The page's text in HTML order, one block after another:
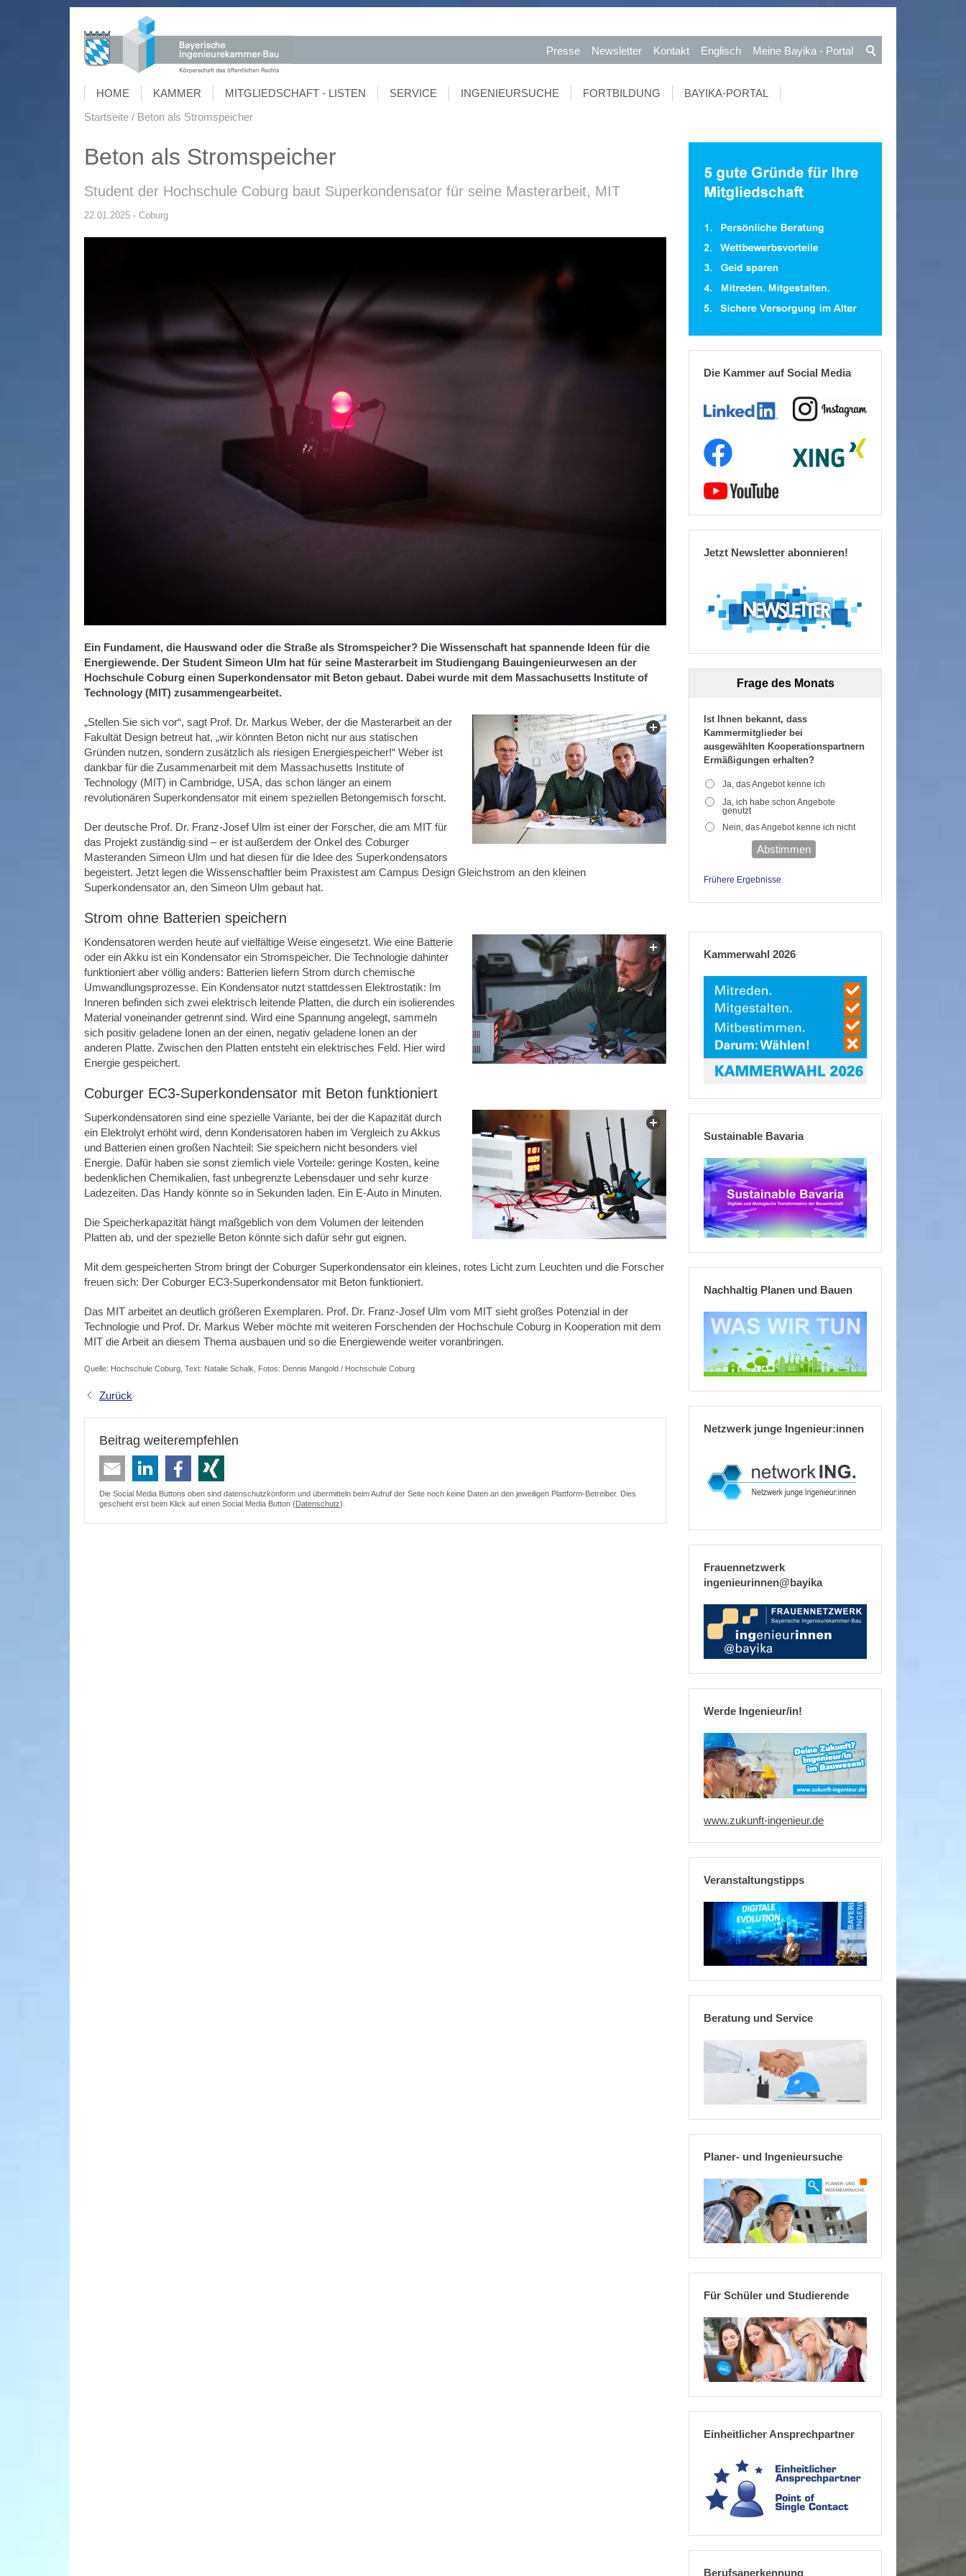
Presse Newsletter Kontakt Englisch Meine Bayika - Portal
HOME KAMMER MITGLIEDSCHAFT - LISTEN SERVICE INGENIEURSUCHE FORTBILDUNG
BAYIKA-PORTAL
Startseite
Beton als Stromspeicher
Beton als Stromspeicher
Student der Hochschule Coburg baut Superkondensator für seine Masterarbeit, MIT
22.01.2025 - Coburg
Ein Fundament, die Hauswand oder die Straße als Stromspeicher? Die Wissenschaft hat spannende Ideen für die
Energiewende. Der Student Simeon Ulm hat für seine Masterarbeit im Studiengang Bauingenieurwesen an der
Hochschule Coburg einen Superkondensator mit Beton gebaut. Dabei wurde mit dem Massachusetts Institute of
Technology (MIT) zusammengearbeitet.
„Stellen Sie sich vor“, sagt Prof. Dr. Markus Weber, der die Masterarbeit an der
Fakultät Design betreut hat, „wir könnten Beton nicht nur aus statischen
Gründen nutzen, sondern zusätzlich als riesigen Energiespeicher!“ Weber ist
dankbar für die Zusammenarbeit mit dem Massachusetts Institute of
Technology (MIT) in Cambridge, USA, das schon länger an einem
revolutionären Superkondensator mit einem speziellen Betongemisch forscht.
Der deutsche Prof. Dr. Franz-Josef Ulm ist einer der Forscher, die am MIT für
das Projekt zuständig sind – er ist außerdem der Onkel des Coburger
Masteranden Simeon Ulm und hat diesen für die Idee des Superkondensators
begeistert. Jetzt legen die Wissenschaftler beim Praxistest am Campus Design Gleichstrom an den kleinen
Superkondensator an, den Simeon Ulm gebaut hat.
Strom ohne Batterien speichern
Kondensatoren werden heute auf vielfältige Weise eingesetzt. Wie eine Batterie
oder ein Akku ist ein Kondensator ein Stromspeicher. Die Technologie dahinter
funktioniert aber völlig anders: Batterien liefern Strom durch chemische
Umwandlungsprozesse. Ein Kondensator nutzt stattdessen Elektrostatik: Im
Inneren befinden sich zwei elektrisch leitende Platten, die durch ein isolierendes
Material voneinander getrennt sind. Wird eine Spannung angelegt, sammeln
sich positiv geladene Ionen an der einen, negativ geladene Ionen an der
anderen Platte. Zwischen den Platten entsteht ein elektrisches Feld. Hier wird
Energie gespeichert.
Coburger EC3-Superkondensator mit Beton funktioniert
Superkondensatoren sind eine spezielle Variante, bei der die Kapazität durch
ein Elektrolyt erhöht wird, denn Kondensatoren haben im Vergleich zu Akkus
und Batterien einen großen Nachteil: Sie speichern nicht besonders viel
Energie. Dafür haben sie sonst ziemlich viele Vorteile: geringe Kosten, keine
bedenklichen Chemikalien, fast unbegrenzte Lebensdauer und sehr kurze
Ladezeiten. Das Handy könnte so in Sekunden laden. Ein E-Auto in Minuten.
Die Speicherkapazität hängt maßgeblich von dem Volumen der leitenden
Platten ab, und der spezielle Beton könnte sich dafür sehr gut eignen.
Mit dem gespeicherten Strom bringt der Coburger Superkondensator ein kleines, rotes Licht zum Leuchten und die Forscher
freuen sich: Der Coburger EC3-Superkondensator mit Beton funktioniert.
Das MIT arbeitet an deutlich größeren Exemplaren. Prof. Dr. Franz-Josef Ulm vom MIT sieht großes Potenzial in der
Technologie und Prof. Dr. Markus Weber möchte mit weiteren Forschenden der Hochschule Coburg in Kooperation mit dem
MIT die Arbeit an diesem Thema ausbauen und so die Energiewende weiter voranbringen.
Quelle: Hochschule Coburg, Text: Natalie Schalk, Fotos: Dennis Mangold / Hochschule Coburg
Zurück
Beitrag weiterempfehlen
Die Social Media Buttons oben sind datenschutzkonform und übermitteln beim Aufruf der Seite noch keine Daten an den jeweiligen Plattform-Betreiber. Dies
geschieht erst beim Klick auf einen Social Media Button (Datenschutz).
Die Kammer auf Social Media
Jetzt Newsletter abonnieren!
Frage des Monats
Ist Ihnen bekannt, dass
Kammermitglieder bei
ausgewählten Kooperationspartnern
Ermäßigungen erhalten?
Ja, das Angebot kenne ich
Ja, ich habe schon Angebote
genutzt
Nein, das Angebot kenne ich nicht
Abstimmen
Frühere Ergebnisse
Kammerwahl 2026
Sustainable Bavaria
Nachhaltig Planen und Bauen
Netzwerk junge Ingenieur:innen
Frauennetzwerk
ingenieurinnen@bayika
Werde Ingenieur/in!
www.zukunft-ingenieur.de
Veranstaltungstipps
Beratung und Service
Planer- und Ingenieursuche
Für Schüler und Studierende
Einheitlicher Ansprechpartner
Berufsanerkennung